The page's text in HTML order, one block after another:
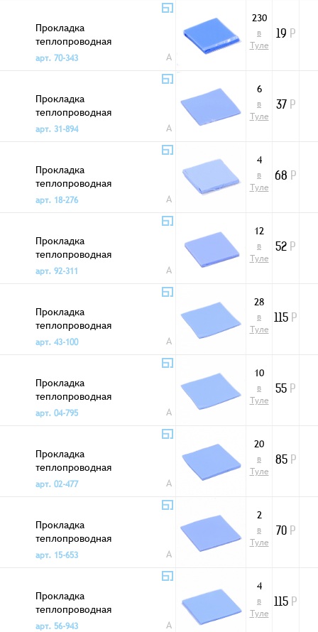
Прокладка
теплопроводная
10x10x1мм
арт. 70-343 A
230
в
Туле
19 Р
Прокладка
теплопроводная
15x15x0,5мм
арт. 31-894 A
6
в
Туле
37 Р
Прокладка
теплопроводная
15x15x1,5мм
арт. 18-276 A
4
в
Туле
68 Р
Прокладка
теплопроводная
15x15x1мм
арт. 92-311 A
12
в
Туле
52 Р
Прокладка
теплопроводная
200x200x0,2мм
арт. 43-100 A
28
в
Туле
115 Р
Прокладка
теплопроводная
20x20x0,5мм
арт. 04-795 A
10
в
Туле
55 Р
Прокладка
теплопроводная
20x20x1,5мм
арт. 02-477 A
20
в
Туле
85 Р
Прокладка
теплопроводная
20x20x1мм
арт. 15-653 A
2
в
Туле
70 Р
Прокладка
теплопроводная
25x25x1,5мм
арт. 56-943 A
4
в
Туле
115 Р